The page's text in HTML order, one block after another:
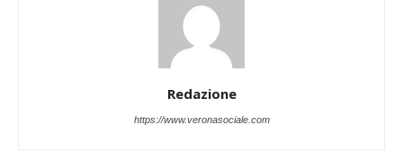
Redazione
https://www.veronasociale.com